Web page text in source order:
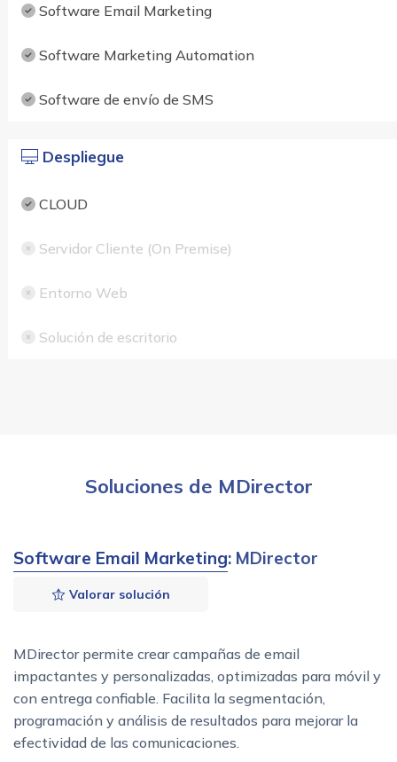
Software Email Marketing
Software Marketing Automation
Software de envío de SMS
Despliegue
CLOUD
Servidor Cliente (On Premise)
Entorno Web
Solución de escritorio
Soluciones de MDirector
Software Email Marketing: MDirector
Valorar solución
MDirector permite crear campañas de email
impactantes y personalizadas, optimizadas para móvil y
con entrega confiable. Facilita la segmentación,
programación y análisis de resultados para mejorar la
efectividad de las comunicaciones.